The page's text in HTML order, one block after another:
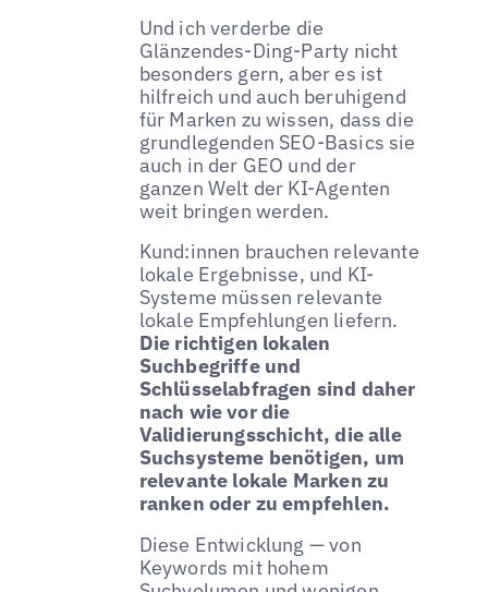
Und ich verderbe die
Glänzendes-Ding-Party nicht
besonders gern, aber es ist
hilfreich und auch beruhigend
für Marken zu wissen, dass die
grundlegenden SEO-Basics sie
auch in der GEO und der
ganzen Welt der KI-Agenten
weit bringen werden.
Kund:innen brauchen relevante
lokale Ergebnisse, und KI-
Systeme müssen relevante
lokale Empfehlungen liefern.
Die richtigen lokalen
Suchbegriffe und
Schlüsselabfragen sind daher
nach wie vor die
Validierungsschicht, die alle
Suchsysteme benötigen, um
relevante lokale Marken zu
ranken oder zu empfehlen.
Diese Entwicklung — von
Keywords mit hohem